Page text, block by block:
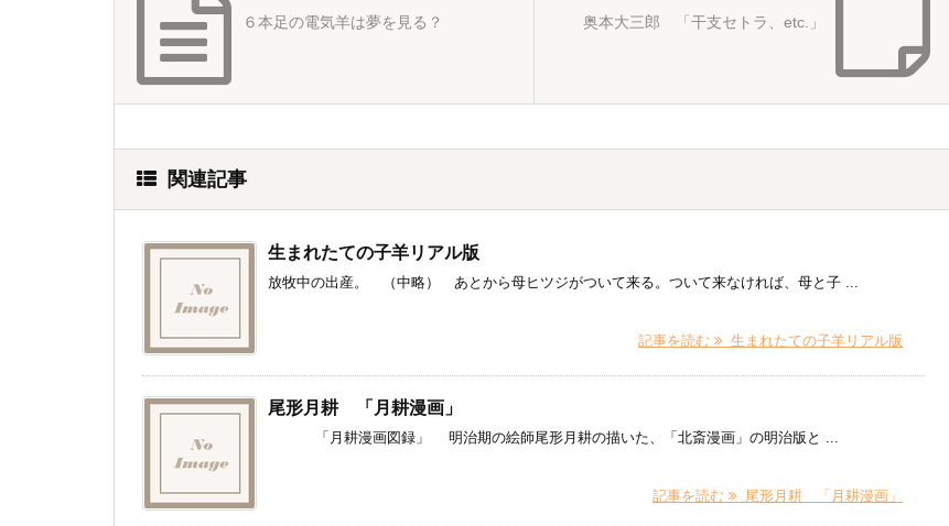
奥本大三郎 「干支セトラ、etc.」
６本足の電気羊は夢を見る？
関連記事
生まれたての子羊リアル版
放牧中の出産。 （中略） あとから母ヒツジがついて来る。ついて来なければ、母と子 ...
記事を読む 生まれたての子羊リアル版
尾形月耕 「月耕漫画」
「月耕漫画図録」 明治期の絵師尾形月耕の描いた、「北斎漫画」の明治版と ...
記事を読む 尾形月耕 「月耕漫画」